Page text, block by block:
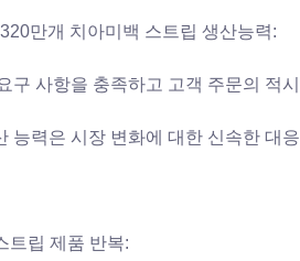
만개 치아미백 스트립 생산능력:
구 사항을 충족하고 고객 주문의 적
능력은 시장 변화에 대한 신속한 대
립 제품 반복: